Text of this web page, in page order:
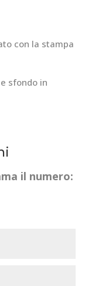
con la stampa
sfondo in
il numero: